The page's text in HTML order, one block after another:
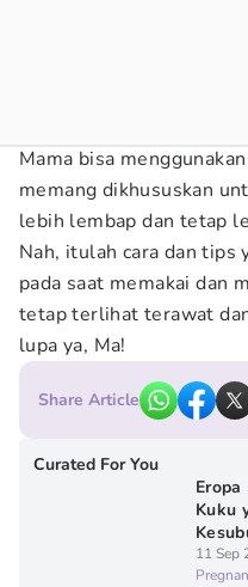
Mama bisa
memang dikhususkan
lebih lembap dan tetap
Nah, itulah cara dan tips
pada saat memakai dan
tetap terlihat terawat
lupa ya, Ma!
Share Article
Curated For You
Kuku
11 Sep